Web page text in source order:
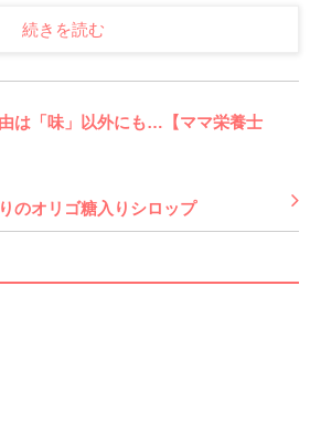
続きを読む
は「味」以外にも…【ママ栄養士
のオリゴ糖入りシロップ